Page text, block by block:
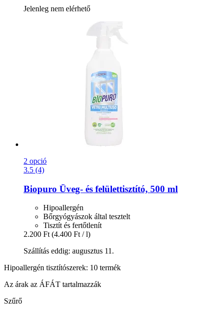
Jelenleg nem elérhető
2 opció
3.5 (4)
Biopuro Üveg-​ és felülettisztító, 500 ml
Hipoallergén
Bőrgyógyászok által tesztelt
Tisztít és fertőtlenít
2.200 Ft (4.400 Ft / l)
Szállítás eddig: augusztus 11.
Hipoallergén tisztítószerek: 10 termék
Az árak az ÁFÁT tartalmazzák
Szűrő